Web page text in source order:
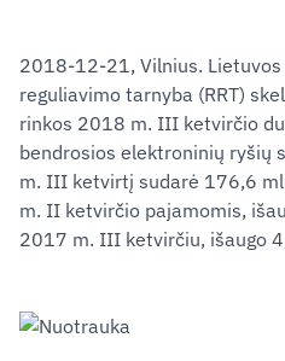
2018-12-21, Vilnius. Lietuvos
reguliavimo tarnyba (RRT)
rinkos 2018 m. III ketvirčio
bendrosios elektroninių ryšių
m. III ketvirtį sudarė 176,6
m. II ketvirčio pajamomis,
2017 m. III ketvirčiu, išaugo